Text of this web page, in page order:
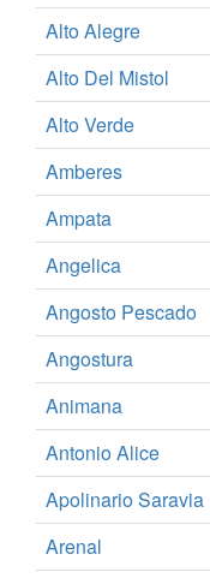
Alto Alegre
Alto Del Mistol
Alto Verde
Amberes
Ampata
Angelica
Angosto Pescado
Angostura
Animana
Antonio Alice
Apolinario Saravia
Arenal